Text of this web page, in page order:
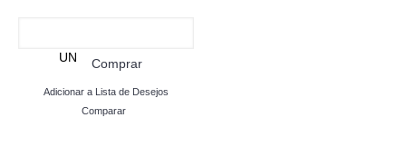
UN Comprar
Adicionar a Lista de Desejos
Comparar